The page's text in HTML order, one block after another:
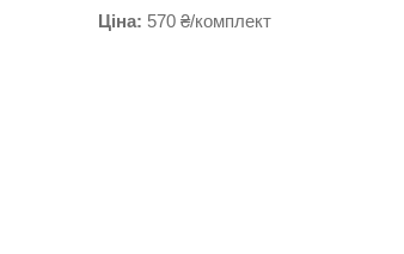
Ціна: 570 ₴/комплект